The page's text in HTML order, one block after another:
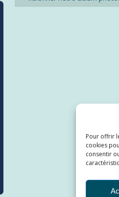
Pour offrir
cookies
consentir